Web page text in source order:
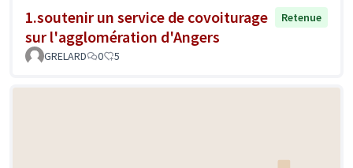
1.soutenir un service de covoiturage
sur l'agglomération d'Angers
Retenue
GRELARD 0 5